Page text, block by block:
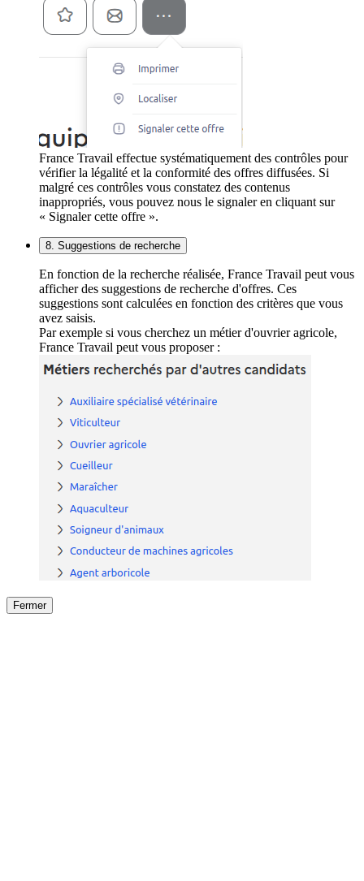
France Travail effectue systématiquement des contrôles pour
vérifier la légalité et la conformité des offres diffusées. Si
malgré ces contrôles vous constatez des contenus
inappropriés, vous pouvez nous le signaler en cliquant sur
« Signaler cette offre ».
8. Suggestions de recherche
En fonction de la recherche réalisée, France Travail peut vous
afficher des suggestions de recherche d'offres. Ces
suggestions sont calculées en fonction des critères que vous
avez saisis.
Par exemple si vous cherchez un métier d'ouvrier agricole,
France Travail peut vous proposer :
Fermer